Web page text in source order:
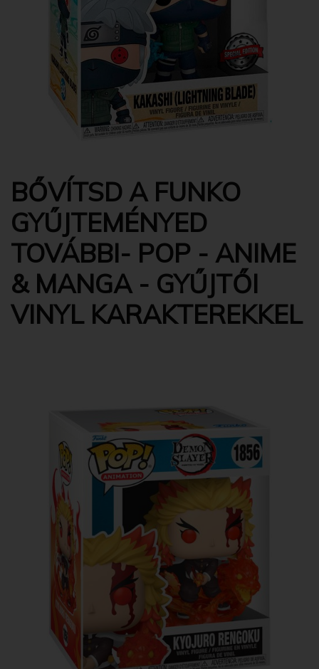
BŐVÍTSD A FUNKO
GYŰJTEMÉNYED
TOVÁBBI- POP - ANIME
& MANGA - GYŰJTŐI
VINYL KARAKTEREKKEL